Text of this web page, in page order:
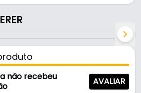
ao alumínio: 3,5 X 9,5 Mm -
kit: 02 Carros Deslizadores / 02
(Para 1 Porta):
não recebeu
AVALIAR